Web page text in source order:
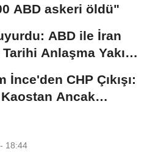
ABD askeri öldü"
ABD ile İran
Tarihi Anlaşma Yakın!
İnce'den CHP Çıkışı:
Ancak
18:44